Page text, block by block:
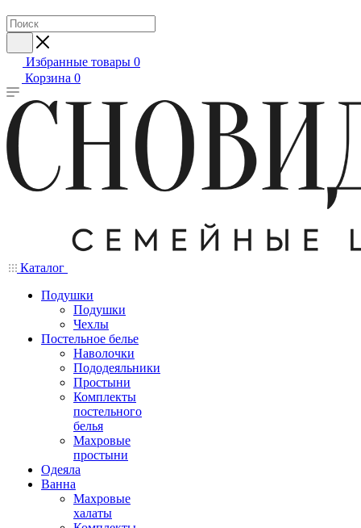
Избранные товары 0
Корзина 0
Каталог
Подушки
Подушки
Чехлы
Постельное белье
Наволочки
Пододеяльники
Простыни
Комплекты
постельного
белья
Махровые
простыни
Одеяла
Ванна
Махровые
халаты